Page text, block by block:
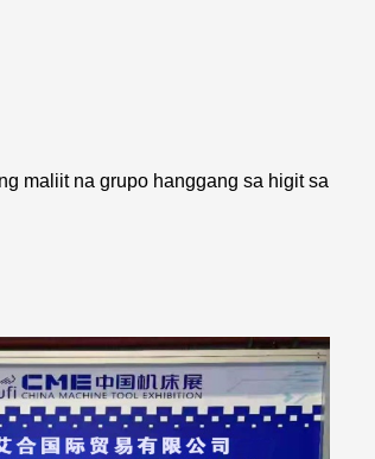
maliit na grupo hanggang sa higit sa